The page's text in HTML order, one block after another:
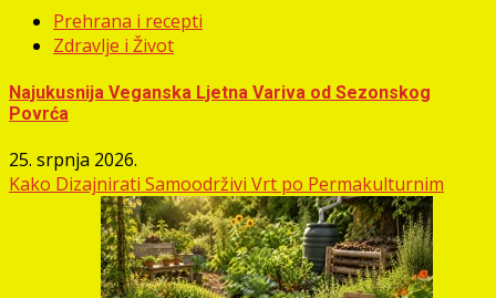
Prehrana i recepti
Zdravlje i Život
Najukusnija Veganska Ljetna Variva od Sezonskog
Povrća
25. srpnja 2026.
Kako Dizajnirati Samoodrživi Vrt po Permakulturnim